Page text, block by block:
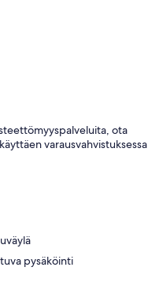
ota
varausvahvistuksessa
pysäköinti